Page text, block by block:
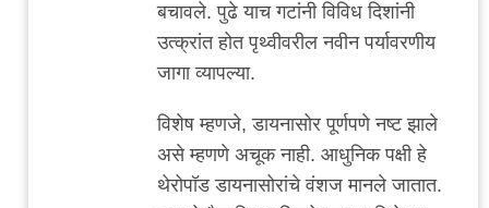
बचावले. पुढे याच गटांनी विविध दिशांनी
उत्क्रांत होत पृथ्वीवरील नवीन पर्यावरणीय
जागा व्यापल्या.
विशेष म्हणजे, डायनासोर पूर्णपणे नष्ट झाले
असे म्हणणे अचूक नाही. आधुनिक पक्षी हे
थेरोपॉड डायनासोरांचे वंशज मानले जातात.